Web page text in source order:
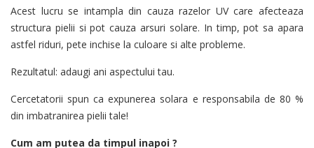
Acest lucru se intampla din cauza razelor UV care afecteaza
structura pielii si pot cauza arsuri solare. In timp, pot sa apara
astfel riduri, pete inchise la culoare si alte probleme.
Rezultatul: adaugi ani aspectului tau.
Cercetatorii spun ca expunerea solara e responsabila de 80 %
din imbatranirea pielii tale!
Cum am putea da timpul inapoi ?